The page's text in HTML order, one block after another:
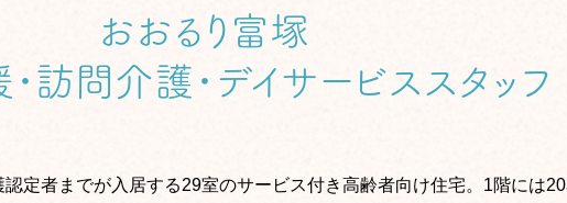
おおるり富塚
訪問介護・デイサービススタッフ
認定者までが入居する29室のサービス付き高齢者向け住宅。1階には